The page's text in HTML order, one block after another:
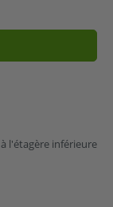
l'étagère inférieure